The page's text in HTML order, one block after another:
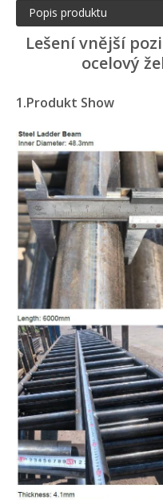
Popis produktu
Lešení vnější
ocelový
1.Produkt Show